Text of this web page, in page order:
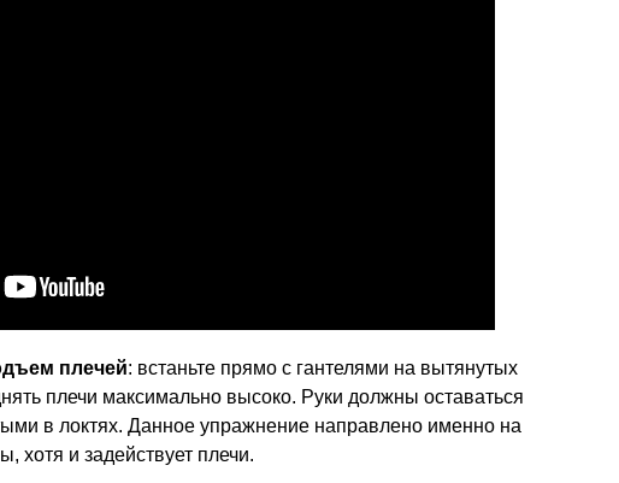
плечей: встаньте прямо с гантелями на вытянутых
плечи максимально высоко. Руки должны оставаться
в локтях. Данное упражнение направлено именно на
и задействует плечи.